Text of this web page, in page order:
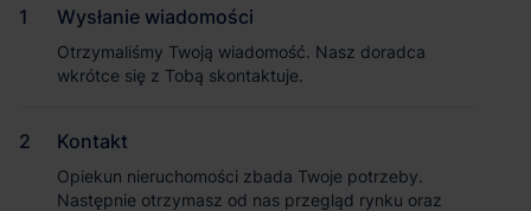
Wysłanie wiadomości
Otrzymaliśmy Twoją wiadomość. Nasz doradca
wkrótce się z Tobą skontaktuje.
Kontakt
Opiekun nieruchomości zbada Twoje potrzeby.
Następnie otrzymasz od nas przegląd rynku oraz
Imię i nazwisko
Nazwa firmy
Wysłanie wiadomości
Otrzymaliśmy Twoją wiadomość. Nasz doradca
wkrótce się z Tobą skontaktuje.
Kontakt
Opiekun nieruchomości zbada Twoje potrzeby.
Następnie otrzymasz od nas przegląd rynku oraz